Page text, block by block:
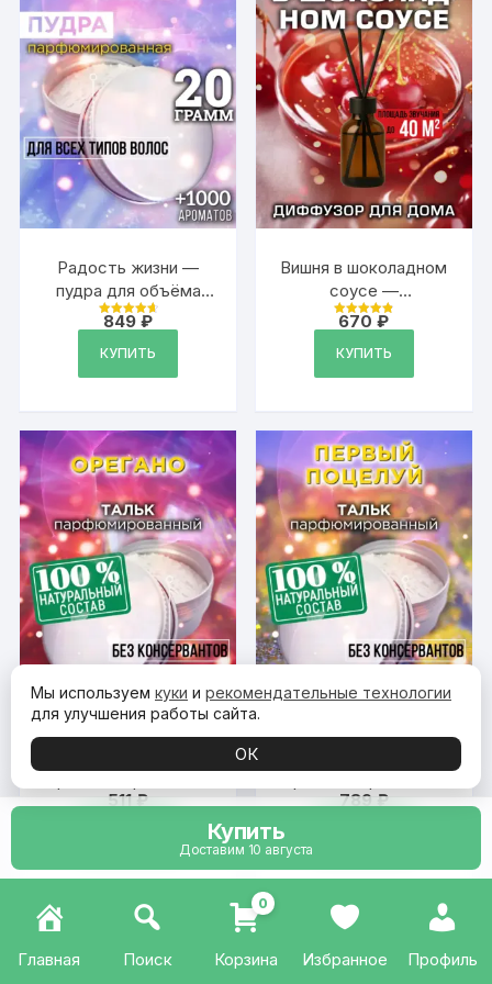
Радость жизни —
пудра для объёма
волос, 20 гр
Оценка
849₽
КУПИТЬ
Вишня в шоколадном
соусе —
аромадиффузор, 50
мл, 1 шт.
Оценка
670₽
КУПИТЬ
тальк для тела
511 ₽
тальк для тела
789 ₽
Главная Поиск
0
Корзина Избранное Профиль
Мы используем куки и рекомендательные технологии
для улучшения работы сайта.
ОК
Купить
Доставим 10 августа